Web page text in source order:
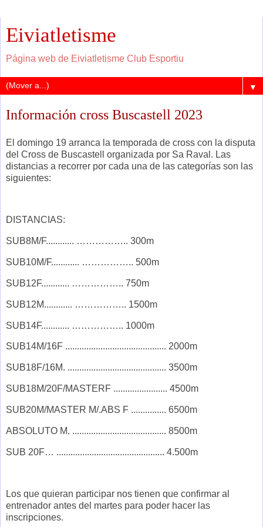
Eiviatletisme
Página web de Eiviatletisme Club Esportiu
▼
Información cross Buscastell 2023
El domingo 19 arranca la temporada de cross con la disputa
del Cross de Buscastell organizada por Sa Raval. Las
distancias a recorrer por cada una de las categorías son las
siguientes:
DISTANCIAS:
SUB8M/F............ …………….. 300m
SUB10M/F............ …………….. 500m
SUB12F............ …………….. 750m
SUB12M............ …………….. 1500m
SUB14F............ …………….. 1000m
SUB14M/16F ........................................... 2000m
SUB18F/16M. .......................................... 3500m
SUB18M/20F/MASTERF ....................... 4500m
SUB20M/MASTER M/.ABS F ............... 6500m
ABSOLUTO M. ........................................ 8500m
SUB 20F… .............................................. 4.500m
Los que quieran participar nos tienen que confirmar al
entrenador antes del martes para poder hacer las
inscripciones.